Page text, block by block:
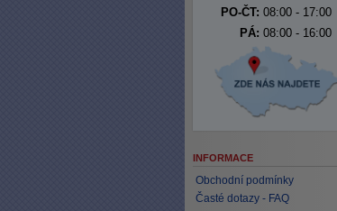
PO-ČT: 08:00 - 17:00
PÁ: 08:00 - 16:00
INFORMACE
Obchodní podmínky
Časté dotazy - FAQ